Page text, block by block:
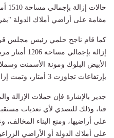
مقامة على أراضي أملاك الدولة
إزالة
الأبيض البلوك ومونة الأسمنت
بإرتفاعات تجاوزت 3 أمتار، وتمت إزالتها بالكامل حتى سطح الأرض..
جدير بالإشارة فإن حملات الإزالة
قنا، وذلك للتصدي لأي تعديات
على أراضيها، ومنع البناء
على أملاك الدولة أو الأراضي